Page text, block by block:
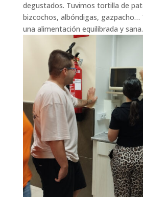
degustados. Tuvimos tortilla de
bizcochos, albóndigas, gazpacho…
una alimentación equilibrada y sana.